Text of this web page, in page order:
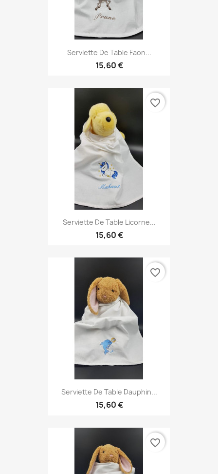
Serviette De Table Faon...
15,60 €
Serviette De Table Licorne...
15,60 €
favorite_border
Serviette De Table Dauphin...
15,60 €
favorite_border
favorite_border